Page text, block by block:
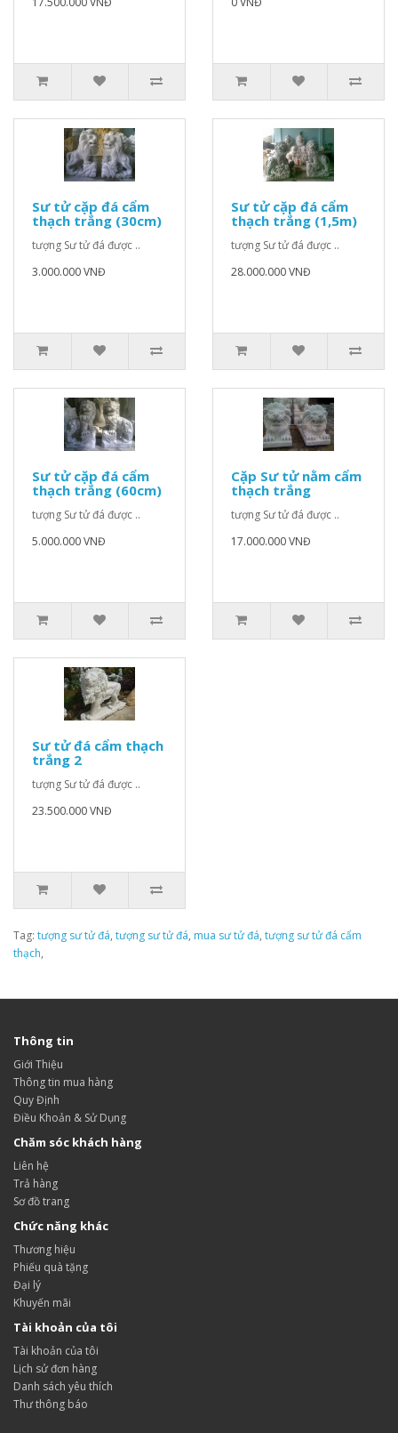
Sư tử cặp đá cẩm
thạch trắng (30cm)
tượng Sư tử đá được ..
3.000.000 VNĐ
Sư tử cặp đá cẩm
thạch trắng (1,5m)
tượng Sư tử đá được ..
28.000.000 VNĐ
Sư tử cặp đá cẩm
thạch trắng (60cm)
tượng Sư tử đá được ..
5.000.000 VNĐ
Cặp Sư tử nằm cẩm
thạch trắng
tượng Sư tử đá được ..
17.000.000 VNĐ
Sư tử đá cẩm thạch
trắng 2
tượng Sư tử đá được ..
23.500.000 VNĐ
Tag: tượng sư tử đá, tượng sư tử đá, mua sư tử đá, tượng sư tử đá cẩm
thạch,
Thông tin
Giới Thiệu
Thông tin mua hàng
Quy Định
Điều Khoản & Sử Dụng
Chăm sóc khách hàng
Liên hệ
Trả hàng
Sơ đồ trang
Chức năng khác
Thương hiệu
Phiếu quà tặng
Đại lý
Khuyến mãi
Tài khoản của tôi
Tài khoản của tôi
Lịch sử đơn hàng
Danh sách yêu thích
Thư thông báo